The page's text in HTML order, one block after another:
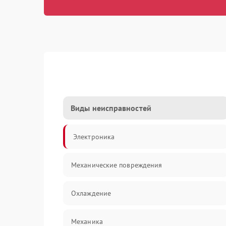
Виды неисправностей
Электроника
Механические повреждения
Охлаждение
Механика